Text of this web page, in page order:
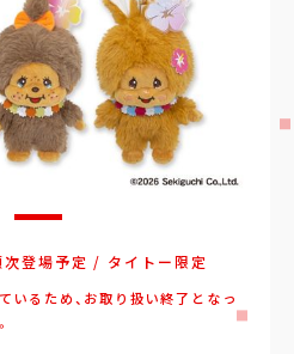
登場予定 / タイトー限定
るため、お取り扱い終了となっ